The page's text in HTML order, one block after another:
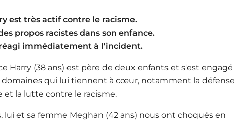
est très actif contre le racisme.
propos racistes dans son enfance.
immédiatement à l'incident.
Harry (38 ans) est père de deux enfants et s'est engagé
qui lui tiennent à cœur, notamment la défense
et la lutte contre le racisme.
lui et sa femme Meghan (42 ans) nous ont choqués en